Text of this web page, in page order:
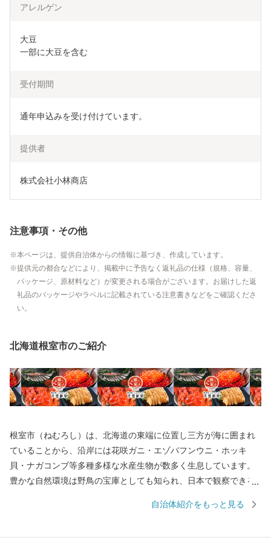
アレルゲン
大豆
一部に大豆を含む
受付期間
通年申込みを受け付けています。
提供者
株式会社小林商店
注意事項・その他
本ページは、提供自治体からの情報に基づき、作成しています。
提供元の都合などにより、掲載中に予告なく返礼品の仕様（規格、容量、
パッケージ、原材料など）が変更される場合がございます。お届けした返
礼品のパッケージやラベルに記載されている注意書きなどをご確認くださ
い。
北海道根室市のご紹介
根室市（ねむろし）は、北海道の東端に位置し三方が海に囲まれ
ていることから、沿岸には花咲ガニ・エゾバフンウニ・ホッキ
貝・ナガコンブ等多種多様な水産生物が数多く生息しています。
豊かな自然環境は野鳥の宝庫としても知られ、日本で観察できる
などには毎年全国各地から多くの方がバードウォッチングに訪れ
自治体紹介をもっと見る